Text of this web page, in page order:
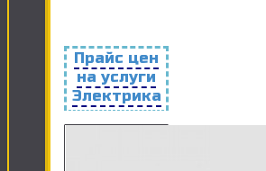
Прайс цен
на услуги
Электрика